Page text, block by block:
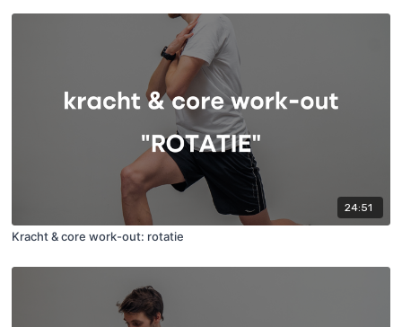
24:51
Kracht & core work-out: rotatie